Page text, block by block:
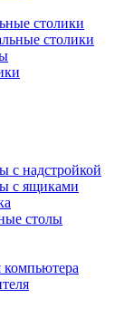
столики
столики
с надстройкой
с ящиками
столы